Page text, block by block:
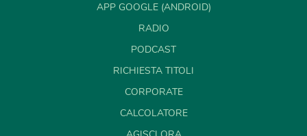
APP GOOGLE (ANDROID)
RADIO
PODCAST
RICHIESTA TITOLI
CORPORATE
CALCOLATORE